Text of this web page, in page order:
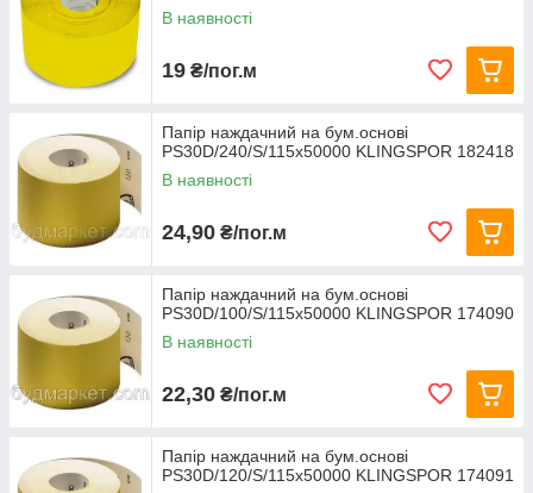
В наявності
19 ₴/пог.м
Папір наждачний на бум.основі
PS30D/240/S/115x50000 KLINGSPOR 182418
В наявності
24,90 ₴/пог.м
Папір наждачний на бум.основі
PS30D/100/S/115x50000 KLINGSPOR 174090
В наявності
22,30 ₴/пог.м
Папір наждачний на бум.основі
PS30D/120/S/115x50000 KLINGSPOR 174091